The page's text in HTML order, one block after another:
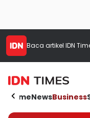
Baca artikel IDN
HomeNewsBusiness